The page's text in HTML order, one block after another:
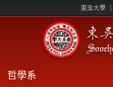
東吳大學
哲學系